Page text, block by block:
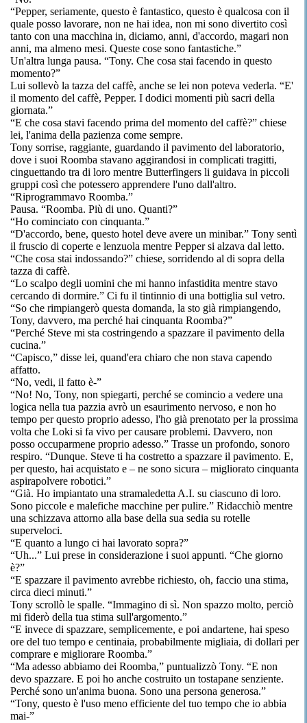
“Pepper, seriamente, questo è fantastico, questo è qualcosa con il
quale posso lavorare, non ne hai idea, non mi sono divertito così
tanto con una macchina in, diciamo, anni, d'accordo, magari non
anni, ma almeno mesi. Queste cose sono fantastiche.”
Un'altra lunga pausa. “Tony. Che cosa stai facendo in questo
momento?”
Lui sollevò la tazza del caffè, anche se lei non poteva vederla. “E'
il momento del caffè, Pepper. I dodici momenti più sacri della
giornata.”
“E che cosa stavi facendo prima del momento del caffè?” chiese
lei, l'anima della pazienza come sempre.
Tony sorrise, raggiante, guardando il pavimento del laboratorio,
dove i suoi Roomba stavano aggirandosi in complicati tragitti,
cinguettando tra di loro mentre Butterfingers li guidava in piccoli
gruppi così che potessero apprendere l'uno dall'altro.
“Riprogrammavo Roomba.”
Pausa. “Roomba. Più di uno. Quanti?”
“Ho cominciato con cinquanta.”
“D'accordo, bene, questo hotel deve avere un minibar.” Tony sentì
il fruscio di coperte e lenzuola mentre Pepper si alzava dal letto.
“Che cosa stai indossando?” chiese, sorridendo al di sopra della
tazza di caffè.
“Lo scalpo degli uomini che mi hanno infastidita mentre stavo
cercando di dormire.” Ci fu il tintinnio di una bottiglia sul vetro.
“So che rimpiangerò questa domanda, la sto già rimpiangendo,
Tony, davvero, ma perché hai cinquanta Roomba?”
“Perché Steve mi sta costringendo a spazzare il pavimento della
cucina.”
“Capisco,” disse lei, quand'era chiaro che non stava capendo
affatto.
“No, vedi, il fatto è-”
“No! No, Tony, non spiegarti, perché se comincio a vedere una
logica nella tua pazzia avrò un esaurimento nervoso, e non ho
tempo per questo proprio adesso, l'ho già prenotato per la prossima
volta che Loki si fa vivo per causare problemi. Davvero, non
posso occuparmene proprio adesso.” Trasse un profondo, sonoro
respiro. “Dunque. Steve ti ha costretto a spazzare il pavimento. E,
per questo, hai acquistato e – ne sono sicura – migliorato cinquanta
aspirapolvere robotici.”
“Già. Ho impiantato una stramaledetta A.I. su ciascuno di loro.
Sono piccole e malefiche macchine per pulire.” Ridacchiò mentre
una schizzava attorno alla base della sua sedia su rotelle
superveloci.
“E quanto a lungo ci hai lavorato sopra?”
“Uh...” Lui prese in considerazione i suoi appunti. “Che giorno
è?”
“E spazzare il pavimento avrebbe richiesto, oh, faccio una stima,
circa dieci minuti.”
Tony scrollò le spalle. “Immagino di sì. Non spazzo molto, perciò
mi fiderò della tua stima sull'argomento.”
“E invece di spazzare, semplicemente, e poi andartene, hai speso
ore del tuo tempo e centinaia, probabilmente migliaia, di dollari per
comprare e migliorare Roomba.”
“Ma adesso abbiamo dei Roomba,” puntualizzò Tony. “E non
devo spazzare. E poi ho anche costruito un tostapane senziente.
Perché sono un'anima buona. Sono una persona generosa.”
“Tony, questo è l'uso meno efficiente del tuo tempo che io abbia
mai-”